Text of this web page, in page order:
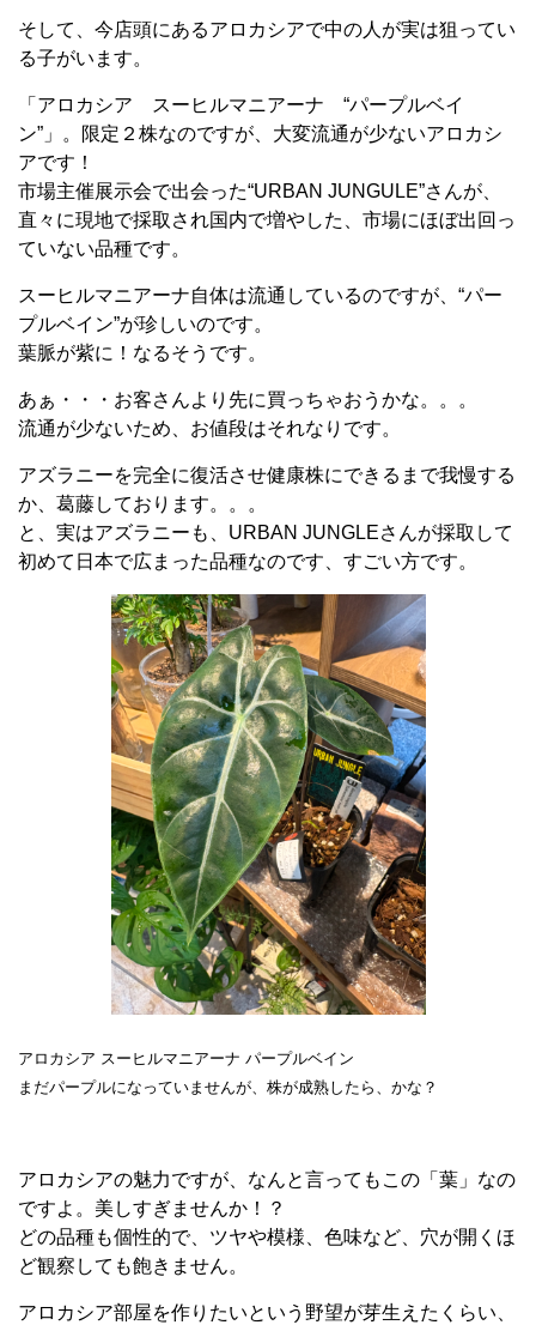
そして、今店頭にあるアロカシアで中の人が実は狙ってい
る子がいます。
「アロカシア スーヒルマニアーナ “パープルベイ
ン”」。限定２株なのですが、大変流通が少ないアロカシ
アです！
市場主催展示会で出会った“URBAN JUNGULE”さんが、
直々に現地で採取され国内で増やした、市場にほぼ出回っ
ていない品種です。
スーヒルマニアーナ自体は流通しているのですが、“パー
プルベイン”が珍しいのです。
葉脈が紫に！なるそうです。
あぁ・・・お客さんより先に買っちゃおうかな。。。
流通が少ないため、お値段はそれなりです。
アズラニーを完全に復活させ健康株にできるまで我慢する
か、葛藤しております。。。
と、 実はアズラニーも、URBAN JUNGLEさんが採取して
初めて日本で広まった品種なのです、 すごい方です。
アロカシア スーヒルマニアーナ パープルベイン
まだパープルになっていませんが、株が成熟したら、かな？
アロカシアの魅力ですが、なんと言ってもこの「葉」なの
ですよ。美しすぎませんか！？
どの品種も個性的で、ツヤや模様、色味など、穴が開くほ
ど観察しても飽きません。
アロカシア部屋を作りたいという野望が芽生えたくらい、